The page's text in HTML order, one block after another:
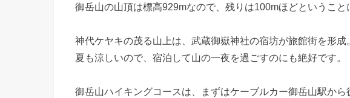
御岳山の山頂は標高929mなので、残りは100mほどということ
神代ケヤキの茂る山上は、武蔵御嶽神社の宿坊が旅館街を形成。
夏も涼しいので、宿泊して山の一夜を過ごすのにも絶好です。
御岳山ハイキングコースは、まずはケーブルカー御岳山駅か